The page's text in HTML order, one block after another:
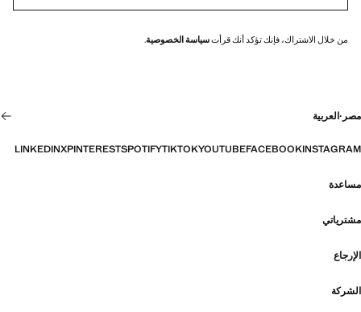
من خلال الاشتراك، فإنك تؤكد أنك قرأتسياسة الخصوصية.
مصر ·العربية
INSTAGRAM
FACEBOOK
YOUTUBE
TIKTOK
SPOTIFY
PINTEREST
X
LINKEDIN
مساعدة
مشترياتي
الإرجاع
الشركة